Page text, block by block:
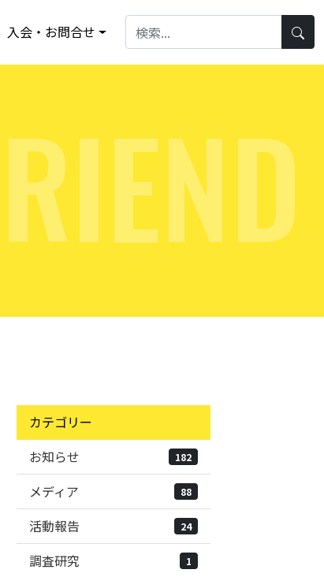
入会・お問合せ
RIEND
カテゴリー
お知らせ
182
メディア 88
活動報告 24
調査研究 1